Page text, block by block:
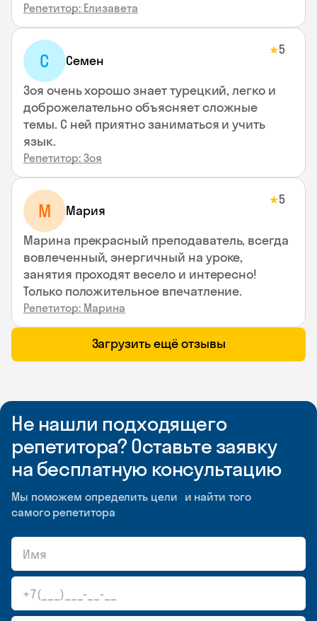
Репетитор: Елизавета
С Семен
★5
Зоя очень хорошо знает турецкий, легко и
доброжелательно объясняет сложные
темы. С ней приятно заниматься и учить
язык.
Репетитор: Зоя
М Мария
★5
Марина прекрасный преподаватель, всегда
вовлеченный, энергичный на уроке,
занятия проходят весело и интересно!
Только положительное впечатление.
Репетитор: Марина
Загрузить ещё отзывы
Не нашли подходящего
репетитора? Оставьте заявку
на бесплатную консультацию
Мы поможем определить цели и найти того
самого репетитора